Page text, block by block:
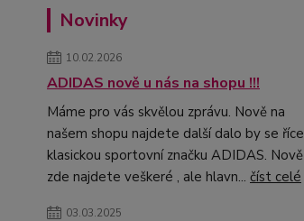
Novinky
10.02.2026
ADIDAS nově u nás na shopu !!!
Máme pro vás skvělou zprávu. Nově na
našem shopu najdete další dalo by se říce
klasickou sportovní značku ADIDAS. Nově
zde najdete veškeré , ale hlavn... číst celé
03.03.2025